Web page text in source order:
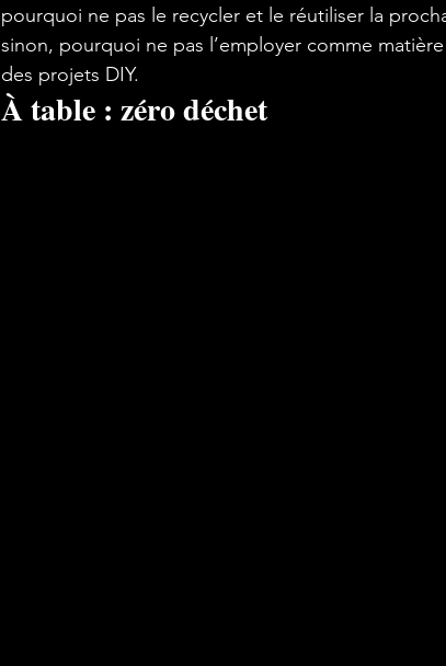
pourquoi ne pas le recycler et le réutiliser la
sinon, pourquoi ne pas l’employer comme
des projets DIY.
À table : zéro déchet